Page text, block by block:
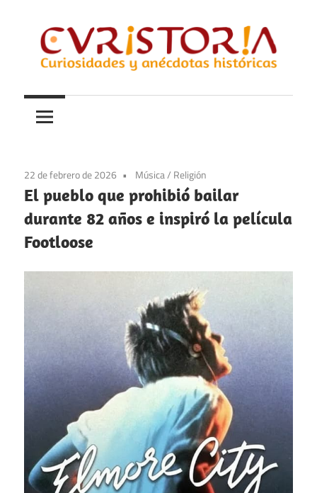
contenido
Curistoria
y
anécdotas
historia
22 de febrero de 2026 Música/ Religión
El pueblo que prohibió bailar
durante 82 años e inspiró la película
Footloose